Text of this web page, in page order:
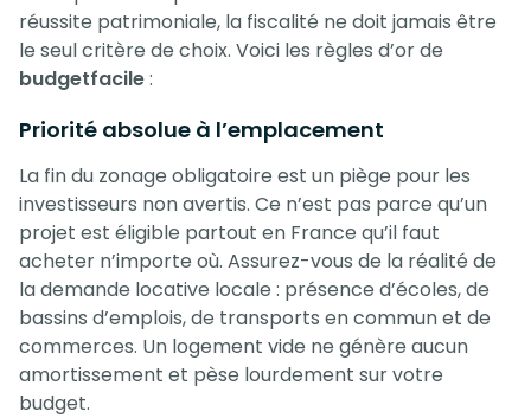
réussite patrimoniale, la fiscalité ne doit jamais être
le seul critère de choix. Voici les règles d’or de
budgetfacile:
Priorité absolue à l’emplacement
La fin du zonage obligatoire est un piège pour les
investisseurs non avertis. Ce n’est pas parce qu’un
projet est éligible partout en France qu’il faut
acheter n’importe où. Assurez-vous de la réalité de
la demande locative locale : présence d’écoles, de
bassins d’emplois, de transports en commun et de
commerces. Un logement vide ne génère aucun
amortissement et pèse lourdement sur votre
budget.